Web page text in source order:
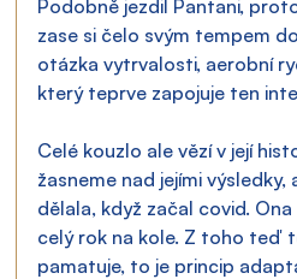
zase si čelo svým tempem
otázka vytrvalosti, aerobní
který teprve zapojuje ten
Celé kouzlo ale vězí v její
žasneme nad jejími výsledky,
dělala, když začal covid.
celý rok na kole. Z toho teď
pamatuje, to je princip